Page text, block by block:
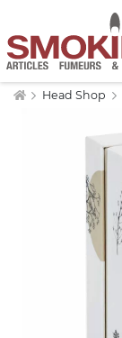
Head Shop